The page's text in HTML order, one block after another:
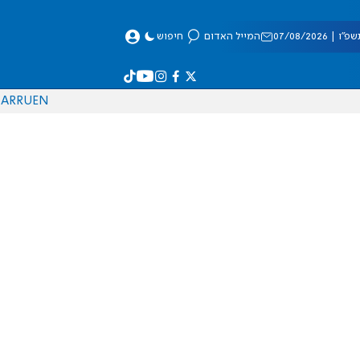
08/2026 המייל האדום חיפוש
EN
RU
AR